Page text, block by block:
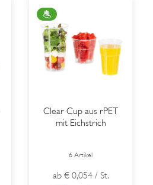
Clear Cup aus rPET
mit Eichstrich
6 Artikel
ab € 0,054 / St.